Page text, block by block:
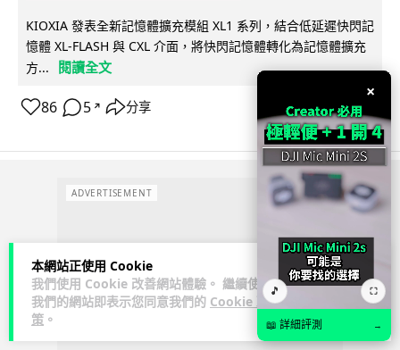
本網站正使用 Cookie
我們使用 Cookie 改善網站體驗。 繼續使用
我們的網站即表示您同意我們的 Cookie 政
策 。
KIOXIA 發表全新記憶體擴充模組 XL1 系列，結合低延遲快閃記
憶體 XL-FLASH 與 CXL 介面，將快閃記憶體轉化為記憶體擴充
方...
閱讀全文
86 5 ↗ 分享
ADVERTISEMENT
×
🎵 ⛶
📖 詳細評測 →